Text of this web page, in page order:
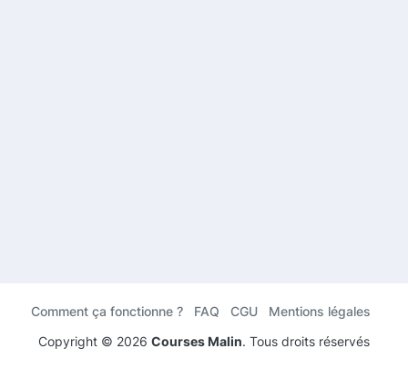
Comment ça fonctionne ? FAQ CGU
Mentions légales
Copyright © 2026 Courses Malin. Tous droits réservés